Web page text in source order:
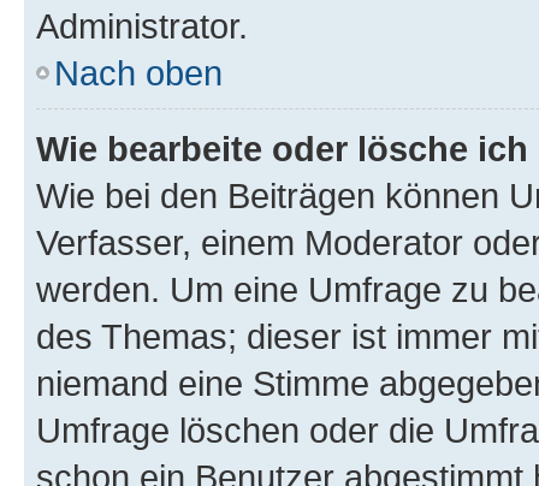
Administrator.
Nach oben
Wie bearbeite oder lösche
Wie bei den Beiträgen können
Verfasser, einem Moderator
werden. Um eine Umfrage zu
des Themas; dieser ist immer
niemand eine Stimme
Umfrage löschen oder die
schon ein Benutzer